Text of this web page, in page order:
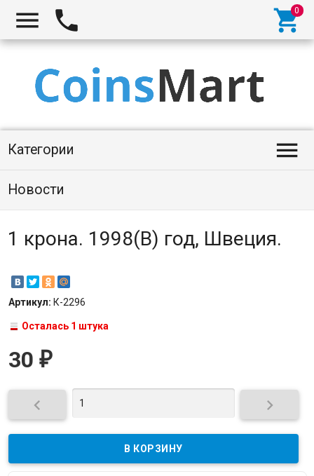
  
Категории 
Новости
1 крона. 1998(B) год, Швеция.
Артикул: К-2296
Осталась 1 штука
30 ₽
 